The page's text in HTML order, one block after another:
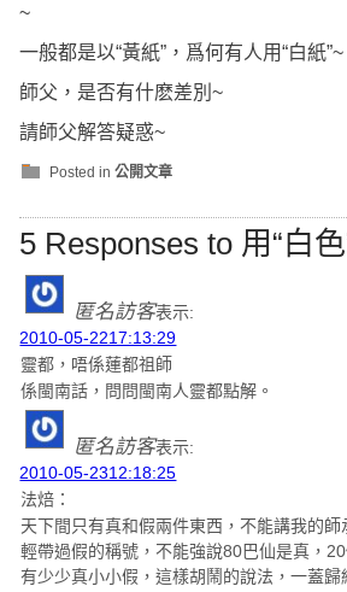
~
一般都是以“黃紙”，爲何有人用“白紙”~
師父，是否有什麽差別~
請師父解答疑惑~
Posted in 公開文章
5 Responses to 用“白
匿名訪客表示:
2010-05-2217:13:29
靈都，唔係蓮都祖師
係閩南話，問問閩南人靈都點解。
匿名訪客表示:
2010-05-2312:18:25
法焙：
天下間只有真和假兩件東西，不能講我的
輕帶過假的稱號，不能強說80巴仙是真，
有少少真小小假，這樣胡鬧的說法，一蓋歸